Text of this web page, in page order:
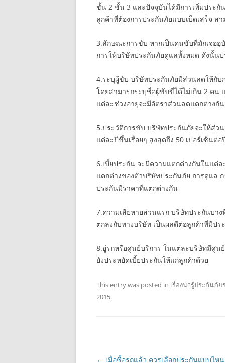
ชั้น 2 ชั้น 3 และปัจจุบันได้มีการเพิ่มประกั
ลูกค้าที่ต้องการประกันภัยแบบเบ็ดเสร็จ ส
3.ลักษณะการขับ หากเป็นคนขับที่มักเจออุ
การให้บริษัทประกันภัยดูแลทั้งหมด ดังนั้น
4.ระบุผู้ขับ บริษัทประกันภัยมีส่วนลดให้กับ
โดยสามารถระบุชื่อผู้ขับขี่ได้ไม่เกิน 2 ค
แต่ละช่วงอายุจะมีอัตราส่วนลดแตกต่างกัน
5.ประวัติการขับ บริษัทประกันภัยจะให้ส่ว
แต่ละปีขึ้นเรื่อยๆ สูงสุดถึง 50 เปอร์เซ็นต่อ
6.เบี้ยประกัน จะมีความแตกต่างกันในแต่
แตกต่างของตัวบริษัทประกันภัย การดูแล
ประกันมีราคาที่แตกต่างกัน
7.ความเสียหายส่วนแรก บริษัทประกันบา
ตกลงกับทางบริษัท เป็นผลดีต่อลูกค้าที่มีปร
8.อู่รถหรือศูนย์บริการ ในแต่ละบริษัทมีศู
ยังประหยัดเบี้ยประกันให้แก่ลูกค้าด้วย
This entry was posted in เรื่องน่ารู้ประกันภั
2015.
Post
← เมื่อซื้อรถแล้ว ควรเลือกประกันแบบไห